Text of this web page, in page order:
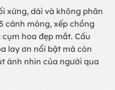
xứng, dài và không phân
cánh mỏng, xếp chồng
hoa đẹp mắt. Cấu
lay ơn nổi bật mà còn
ánh nhìn của người qua